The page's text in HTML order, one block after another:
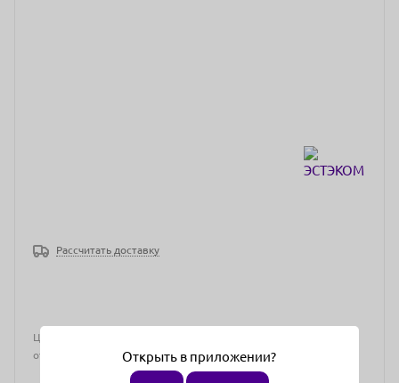
Рассчитать доставку
Цена действительна только для интернет-магазина и может
отличаться от цен в розничных магазинах
Открыть в приложении?